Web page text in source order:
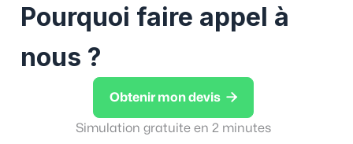
Pourquoi faire appel à
nous ?
Obtenir mon devis 
Simulation gratuite en 2 minutes